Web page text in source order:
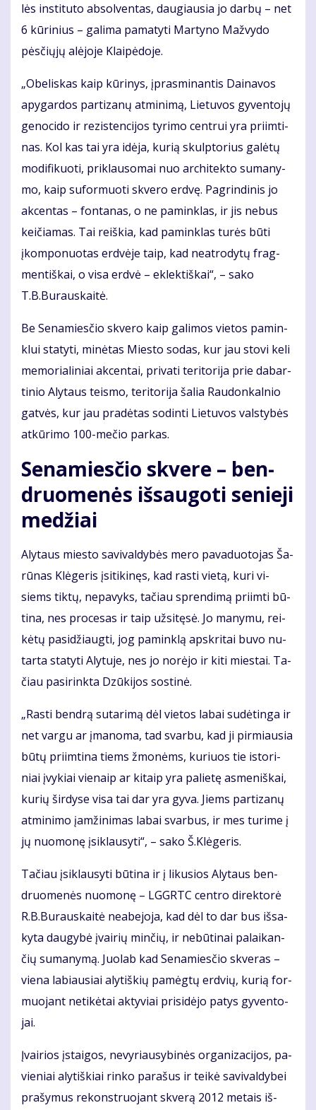
lės ins­ti­tu­to ab­sol­ven­tas, dau­giau­sia jo dar­bų – net
6 kū­ri­nius – ga­li­ma pa­ma­ty­ti Mar­ty­no Maž­vy­do
pės­čių­jų alė­jo­je Klai­pė­do­je.
„Obe­lis­kas kaip kū­ri­nys, įpras­mi­nan­tis Dai­na­vos
apy­gar­dos par­ti­za­nų at­mi­ni­mą, Lie­tu­vos gy­ven­to­jų
ge­no­ci­do ir re­zis­ten­ci­jos ty­ri­mo cen­trui yra pri­im­ti­
nas. Kol kas tai yra idė­ja, ku­rią skulp­to­rius ga­lė­tų
mo­di­fi­kuo­ti, pri­klau­so­mai nuo ar­chi­tek­to su­ma­ny­
mo, kaip su­for­muo­ti skve­ro erd­vę. Pa­grin­di­nis jo
ak­cen­tas – fon­ta­nas, o ne pa­min­klas, ir jis ne­bus
kei­čia­mas. Tai reiš­kia, kad pa­min­klas tu­rės bū­ti
įkom­po­nuo­tas erd­vė­je taip, kad ne­at­ro­dy­tų frag­
men­tiš­kai, o vi­sa erd­vė – ek­lek­tiš­kai“, – sa­ko
T.B.Bu­raus­kai­tė.
Be Se­na­mies­čio skve­ro kaip ga­li­mos vie­tos pa­min­
klui sta­ty­ti, mi­nė­tas Mies­to so­das, kur jau sto­vi ke­li
me­mo­ria­li­niai ak­cen­tai, pri­va­ti te­ri­to­ri­ja prie da­bar­
ti­nio Aly­taus teis­mo, te­ri­to­ri­ja ša­lia Rau­don­kal­nio
gat­vės, kur jau pra­dė­tas so­din­ti Lie­tu­vos vals­ty­bės
at­kū­ri­mo 100-me­čio par­kas.
Se­na­mies­čio skve­re – ben­
druo­me­nės iš­sau­go­ti se­nie­ji
me­džiai
Aly­taus mies­to sa­vi­val­dy­bės me­ro pa­va­duo­to­jas Ša­
rū­nas Klė­ge­ris įsi­ti­ki­nęs, kad ras­ti vie­tą, ku­ri vi­
siems tik­tų, ne­pa­vyks, ta­čiau spren­di­mą pri­im­ti bū­
ti­na, nes pro­ce­sas ir taip už­si­tę­sė. Jo ma­ny­mu, rei­
kė­tų pa­si­džiaug­ti, jog pa­min­klą ap­skri­tai bu­vo nu­
tar­ta sta­ty­ti Aly­tu­je, nes jo no­rė­jo ir ki­ti mies­tai. Ta­
čiau pa­si­rink­ta Dzū­ki­jos sos­ti­nė.
„Ras­ti ben­drą su­ta­ri­mą dėl vie­tos la­bai su­dė­tin­ga ir
net var­gu ar įma­no­ma, tad svar­bu, kad ji pir­miau­sia
bū­tų pri­im­ti­na tiems žmo­nėms, ku­riuos tie is­to­ri­
niai įvy­kiai vie­naip ar ki­taip yra pa­lie­tę as­me­niš­kai,
ku­rių šir­dy­se vi­sa tai dar yra gy­va. Jiems par­ti­za­nų
at­mi­ni­mo įam­ži­ni­mas la­bai svar­bus, ir mes tu­ri­me į
jų nuo­mo­nę įsi­klau­sy­ti“, – sa­ko Š.Klė­ge­ris.
Ta­čiau įsi­klau­sy­ti bū­ti­na ir į li­ku­sios Aly­taus ben­
druo­me­nės nuo­mo­nę – LGGRTC cen­tro di­rek­to­rė
R.B.Bu­raus­kai­tė ne­abe­jo­ja, kad dėl to dar bus iš­sa­
ky­ta dau­gy­bė įvai­rių min­čių, ir ne­bū­ti­nai pa­lai­kan­
čių su­ma­ny­mą. Juo­lab kad Se­na­mies­čio skve­ras –
vie­na la­biau­siai aly­tiš­kių pa­mėg­tų erd­vių, ku­rią for­
muo­jant ne­ti­kė­tai ak­ty­viai pri­si­dė­jo pa­tys gy­ven­to­
jai.
Įvai­rios įstai­gos, ne­vy­riau­sy­bi­nės or­ga­ni­za­ci­jos, pa­
vie­niai aly­tiš­kiai rin­ko pa­ra­šus ir tei­kė sa­vi­val­dy­bei
pra­šy­mus re­konst­ruo­jant skve­rą 2012 me­tais iš­